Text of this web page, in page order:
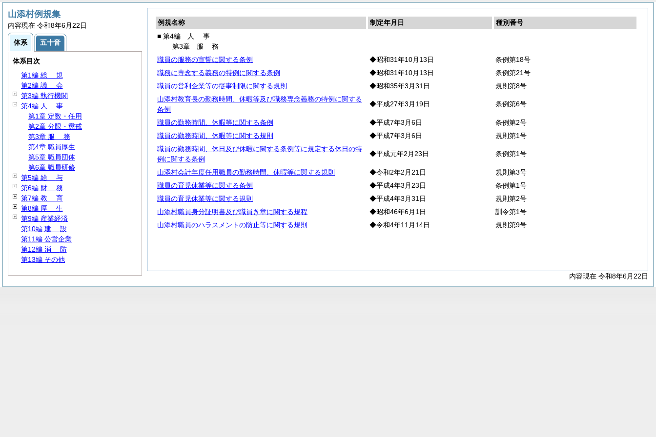
例規名称 制定年月日
種別番号
■ 第4編
人 事
第3章 服務
職員の服務の宣誓に関する条例
◆昭和31年10月13日
条例第18号
職務に専念する義務の特例に関する条例
◆昭和31年10月13日
条例第21号
職員の営利企業等の従事制限に関する規則
◆昭和35年3月31日
規則第8号
山添村教育長の勤務時間、休暇等及び職務専念義務の特例に関する
条例
◆平成27年3月19日 条例第6号
職員の勤務時間、休暇等に関する条例 ◆平成7年3月6日
条例第2号
職員の勤務時間、休暇等に関する規則
◆平成7年3月6日
規則第1号
職員の勤務時間、休日及び休暇に関する条例等に規定する休日の特
例に関する条例
◆平成元年2月23日 条例第1号
山添村会計年度任用職員の勤務時間、休暇等に関する規則 ◆令和2年2月21日
規則第3号
職員の育児休業等に関する条例
◆平成4年3月23日
条例第1号
職員の育児休業等に関する規則
◆平成4年3月31日
規則第2号
山添村職員身分証明書及び職員き章に関する規程
◆昭和46年6月1日
訓令第1号
山添村職員のハラスメントの防止等に関する規則
◆令和4年11月14日 規則第9号
内容現在 令和8年6月22日
山添村例規集
内容現在 令和8年6月22日
体系 五十音
体系目次
第1編 総 規
第2編 議 会
第3編 執行機関
第4編 人 事
第1章 定数・任用
第2章 分限・懲戒
第3章 服 務
第4章 職員厚生
第5章 職員団体
第6章 職員研修
第5編 給 与
第6編 財 務
第7編 教 育
第8編 厚 生
第9編 産業経済
第10編 建 設
第11編 公営企業
第12編 消 防
第13編 その他